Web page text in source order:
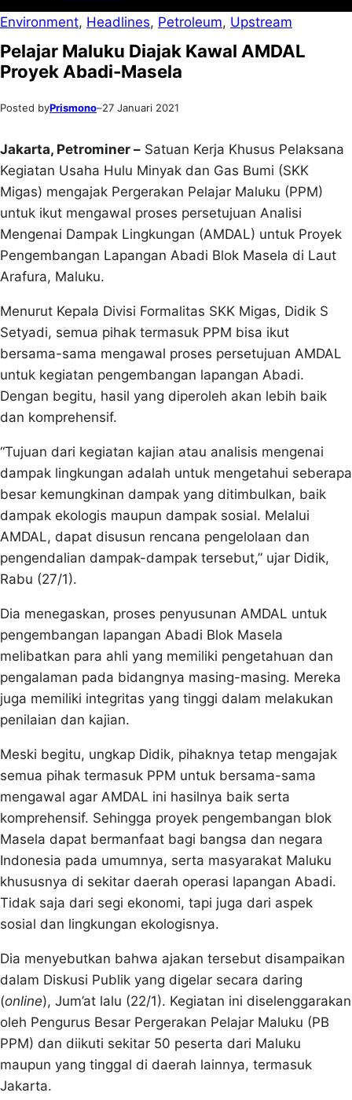
Environment, Headlines, Petroleum, Upstream
Pelajar Maluku Diajak Kawal AMDAL
Proyek Abadi-Masela
Posted byPrismono–27 Januari 2021
Jakarta, Petrominer – Satuan Kerja Khusus Pelaksana
Kegiatan Usaha Hulu Minyak dan Gas Bumi (SKK
Migas) mengajak Pergerakan Pelajar Maluku (PPM)
untuk ikut mengawal proses persetujuan Analisi
Mengenai Dampak Lingkungan (AMDAL) untuk Proyek
Pengembangan Lapangan Abadi Blok Masela di Laut
Arafura, Maluku.
Menurut Kepala Divisi Formalitas SKK Migas, Didik S
Setyadi, semua pihak termasuk PPM bisa ikut
bersama-sama mengawal proses persetujuan AMDAL
untuk kegiatan pengembangan lapangan Abadi.
Dengan begitu, hasil yang diperoleh akan lebih baik
dan komprehensif.
“Tujuan dari kegiatan kajian atau analisis mengenai
dampak lingkungan adalah untuk mengetahui seberapa
besar kemungkinan dampak yang ditimbulkan, baik
dampak ekologis maupun dampak sosial. Melalui
AMDAL, dapat disusun rencana pengelolaan dan
pengendalian dampak-dampak tersebut,” ujar Didik,
Rabu (27/1).
Dia menegaskan, proses penyusunan AMDAL untuk
pengembangan lapangan Abadi Blok Masela
melibatkan para ahli yang memiliki pengetahuan dan
pengalaman pada bidangnya masing-masing. Mereka
juga memiliki integritas yang tinggi dalam melakukan
penilaian dan kajian.
Meski begitu, ungkap Didik, pihaknya tetap mengajak
semua pihak termasuk PPM untuk bersama-sama
mengawal agar AMDAL ini hasilnya baik serta
komprehensif. Sehingga proyek pengembangan blok
Masela dapat bermanfaat bagi bangsa dan negara
Indonesia pada umumnya, serta masyarakat Maluku
khususnya di sekitar daerah operasi lapangan Abadi.
Tidak saja dari segi ekonomi, tapi juga dari aspek
sosial dan lingkungan ekologisnya.
Dia menyebutkan bahwa ajakan tersebut disampaikan
dalam Diskusi Publik yang digelar secara daring
(online), Jum’at lalu (22/1). Kegiatan ini diselenggarakan
oleh Pengurus Besar Pergerakan Pelajar Maluku (PB
PPM) dan diikuti sekitar 50 peserta dari Maluku
maupun yang tinggal di daerah lainnya, termasuk
Jakarta.